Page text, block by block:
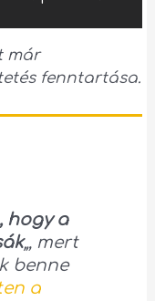
már
fenntartása.
hogy a
„, mert
benne
a